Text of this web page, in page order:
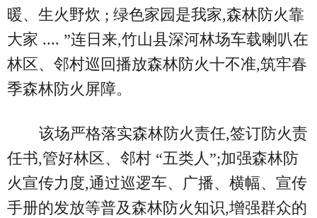
暖、生火野炊 ; 绿色家园是我家,森林防火靠
大家 .... ”连日来,竹山县深河林场车载喇叭在
林区、邻村巡回播放森林防火十不准,筑牢春
季森林防火屏障。
该场严格落实森林防火责任,签订防火责
任书,管好林区、邻村 “五类人”;加强森林防
火宣传力度,通过巡逻车、广播、横幅、宣传
手册的发放等普及森林防火知识,增强群众的